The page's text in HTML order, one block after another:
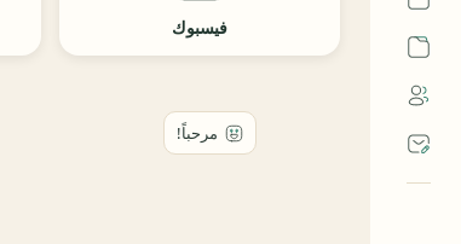
أشهر الحرم
فيسبوك